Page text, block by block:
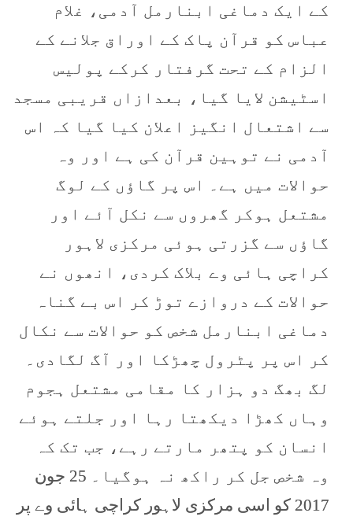
کے ایک دماغی ابنارمل آدمی، غلام
عباس کو قرآن پاک کے اوراق جلانے کے
الزام کے تحت گرفتار کرکے پولیس
اسٹیشن لایا گیا، بعدازاں قریبی مسجد
سے اشتعال انگیز اعلان کیا گیا کہ اس
آدمی نے توہین قرآن کی ہے اور وہ
حوالات میں ہے۔ اس پر گاؤں کے لوگ
مشتعل ہوکر گھروں سے نکل آئے اور
گاؤں سے گزرتی ہوئی مرکزی لاہور
کراچی ہائی وے بلاک کردی، انھوں نے
حوالات کے دروازے توڑ کر اس بے گناہ
دماغی ابنارمل شخص کو حوالات سے نکال
کر اس پر پٹرول چھڑکا اور آگ لگادی۔
لگ بھگ دو ہزار کا مقامی مشتعل ہجوم
وہاں کھڑا دیکھتا رہا اور جلتے ہوئے
انسان کو پتھر مارتے رہے، جب تک کہ
وہ شخص جل کر راکھ نہ ہوگیا۔ 25 جون
2017 کو اسی مرکزی لاہور کراچی ہائی وے پر